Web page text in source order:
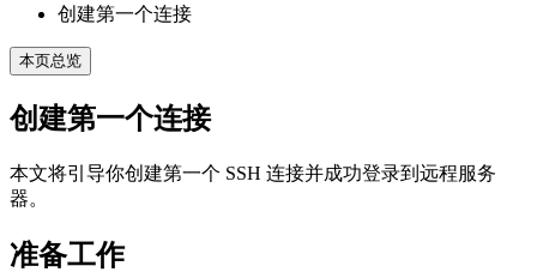
创建第一个连接
本页总览
创建第一个连接
本文将引导你创建第一个 SSH 连接并成功登录到远程服务
器。
准备工作